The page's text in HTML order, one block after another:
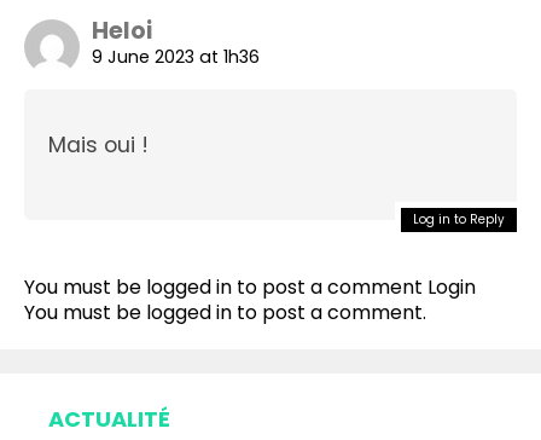
Heloi
9 June 2023 at 1h36
Mais oui !
Log in to Reply
You must be logged in to post a comment Login
You must be logged in to post a comment.
ACTUALITÉ
Pinterest